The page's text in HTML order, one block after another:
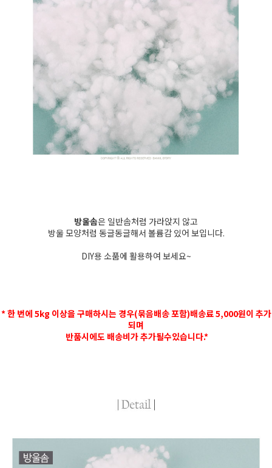
방울솜은 일반솜처럼 가라앉지 않고
방울 모양처럼 동글동글해서 볼륨감 있어 보입니다.
DIY용 소품에 활용하여 보세요~
* 한 번에 5kg 이상을 구매하시는 경우(묶음배송 포함)배송료 5,000원이 추가
되며
반품시에도 배송비가 추가될수있습니다.*